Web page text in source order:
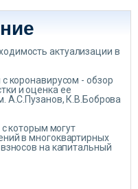
актуализации в
коронавирусом - обзор
и оценка ее
А.С.Пузанов, К.В.Боброва
с которым могут
в многоквартирных
на капитальный